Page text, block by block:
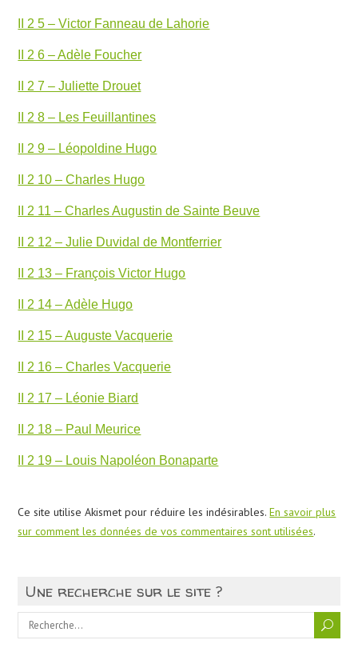
II 2 5 – Victor Fanneau de Lahorie
II 2 6 – Adèle Foucher
II 2 7 – Juliette Drouet
II 2 8 – Les Feuillantines
II 2 9 – Léopoldine Hugo
II 2 10 – Charles Hugo
II 2 11 – Charles Augustin de Sainte Beuve
II 2 12 – Julie Duvidal de Montferrier
II 2 13 – François Victor Hugo
II 2 14 – Adèle Hugo
II 2 15 – Auguste Vacquerie
II 2 16 – Charles Vacquerie
II 2 17 – Léonie Biard
II 2 18 – Paul Meurice
II 2 19 – Louis Napoléon Bonaparte
Ce site utilise Akismet pour réduire les indésirables.En savoir plus
sur comment les données de vos commentaires sont utilisées.
Une recherche sur le site ?